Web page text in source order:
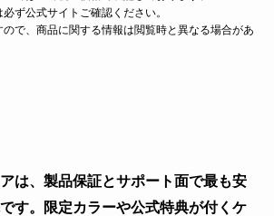
ず公式サイトご確認ください。
で、商品に関する情報は閲覧時と異なる場合があ
は、製品保証とサポート面で最も安
す。限定カラーや公式特典が付くケ